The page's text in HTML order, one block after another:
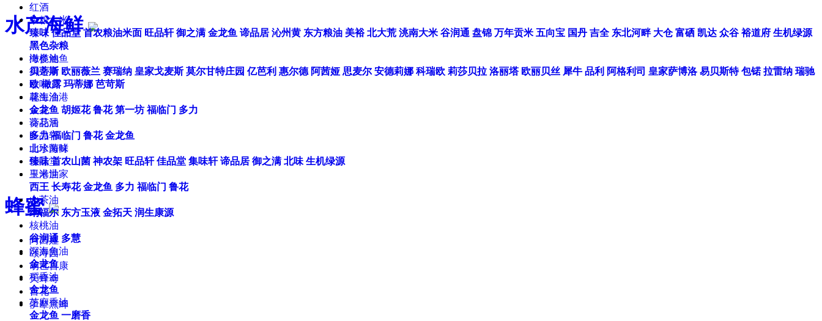
红酒
杂粮大米
臻味 佳品堂 首农粮油米面 旺品轩 御之满 金龙鱼 谛品居 沁州黄 东方粮油 美裕 北大荒 洮南大米 谷润通 盘锦 万年贡米 五向宝 国丹 吉全 东北河畔 大仓 富硒 凯达 众谷 裕道府 生机绿源
黑色杂粮
橄榄油
贝蒂斯 欧丽薇兰 赛瑞纳 皇家戈麦斯 莫尔甘特庄园 亿芭利 惠尔德 阿茜娅 思麦尔 安德莉娜 科瑞欧 莉莎贝拉 洛丽塔 欧丽贝丝 犀牛 品利 阿格利司 皇家萨博洛 易贝斯特 包锘 拉雷纳 瑞驰
欧 橄露 玛蒂娜 芭苛斯
花生油
金龙鱼 胡姬花 鲁花 第一坊 福临门 多力
葵花油
多力 福临门 鲁花 金龙鱼
山珍菌味
臻味 首农山菌 神农架 旺品轩 佳品堂 集味轩 谛品居 御之满 北味 生机绿源
玉米油
西王 长寿花 金龙鱼 多力 福临门 鲁花
山茶油
纳福尔 东方玉液 金拓天 润生康源
核桃油
谷润通 多慧
深海鱼油
金龙鱼
稻香油
金龙鱼
芝麻香油
金龙鱼 一磨香
水产海鲜
海参鲍鱼
御之满
臻味
馨海渔港
众谷
谛品居
旺品轩
北水海鲜
佳品堂
皇港世家
蜂蜜
阿茜娅
颐寿园
胡世百康
天蜂奇
百花
伊犁黑蜂